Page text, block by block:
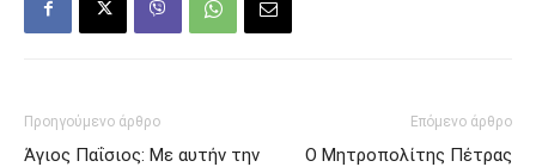
Προηγούμενο άρθρο
Άγιος Παΐσιος: Με αυτήν την
Επόμενο άρθρο
Ο Μητροπολίτης Πέτρας